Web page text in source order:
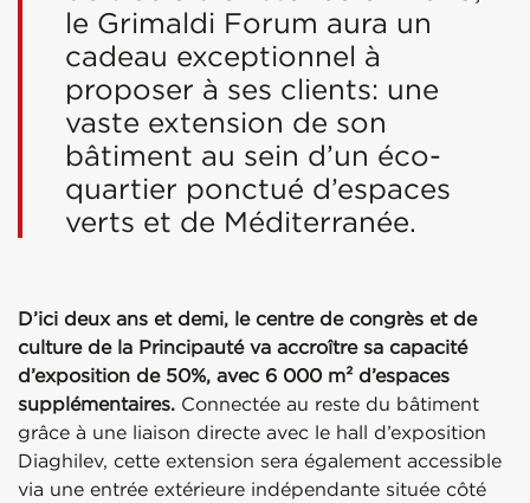
le Grimaldi Forum aura un
cadeau exceptionnel à
proposer à ses clients: une
vaste extension de son
bâtiment au sein d’un éco-
quartier ponctué d’espaces
verts et de Méditerranée.
D’ici deux ans et demi, le centre de congrès et de
culture de la Principauté va accroître sa capacité
d’exposition de 50%, avec 6 000 m² d’espaces
supplémentaires. Connectée au reste du bâtiment
grâce à une liaison directe avec le hall d’exposition
Diaghilev, cette extension sera également accessible
via une entrée extérieure indépendante située côté